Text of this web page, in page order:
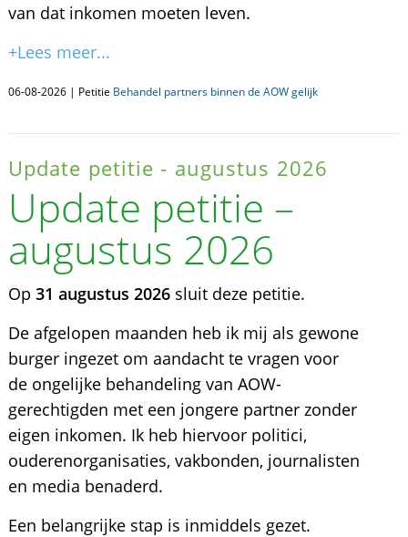
van dat inkomen moeten leven.
+Lees meer...
06-08-2026 | Petitie Behandel partners binnen de AOW gelijk
Update petitie - augustus 2026
Update petitie –
augustus 2026
Op 31 augustus 2026sluit deze petitie.
De afgelopen maanden heb ik mij als gewone
burger ingezet om aandacht te vragen voor
de ongelijke behandeling van AOW-
gerechtigden met een jongere partner zonder
eigen inkomen. Ik heb hiervoor politici,
ouderenorganisaties, vakbonden, journalisten
en media benaderd.
Een belangrijke stap is inmiddels gezet.